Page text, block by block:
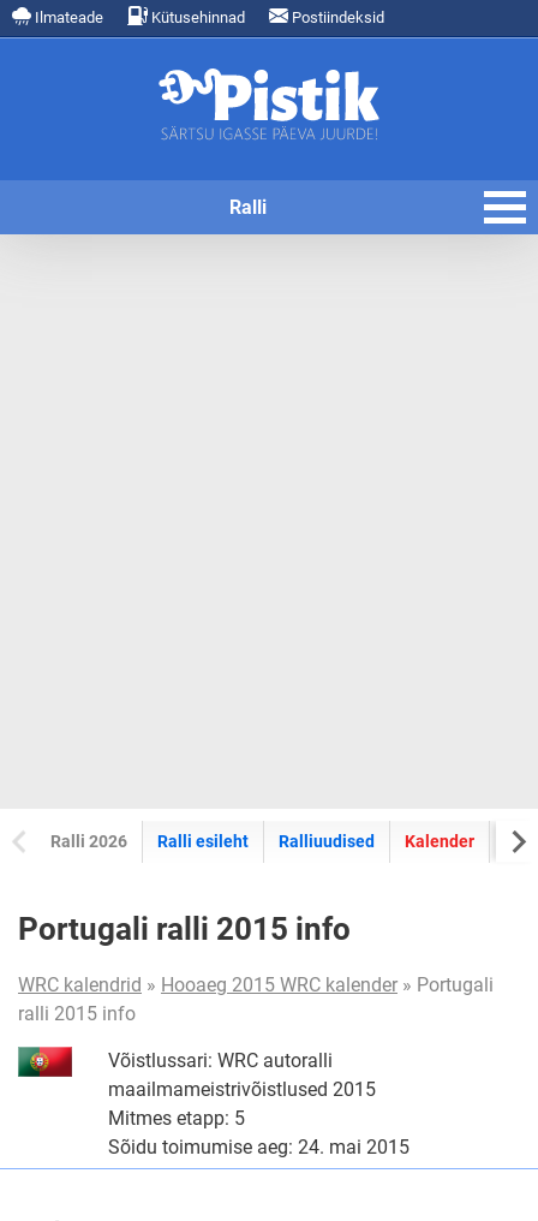
Ilmateade Kütusehinnad Postiindeksid
Ralli
Ralli 2026 Ralli esileht Ralliuudised Kalender
Portugali ralli 2015 info
WRC kalendrid » Hooaeg 2015 WRC kalender » Portugali
ralli 2015 info
Võistlussari: WRC autoralli
maailmameistrivõistlused 2015
Mitmes etapp: 5
Sõidu toimumise aeg: 24. mai 2015